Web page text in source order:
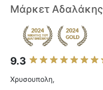
Μάρκετ Αδαλάκης
9.3
Χρυσουπολη,